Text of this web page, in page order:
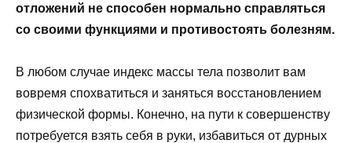
отложений не способен нормально справляться
со своими функциями и противостоять болезням.
В любом случае индекс массы тела позволит вам
вовремя спохватиться и заняться восстановлением
физической формы. Конечно, на пути к совершенству
потребуется взять себя в руки, избавиться от дурных